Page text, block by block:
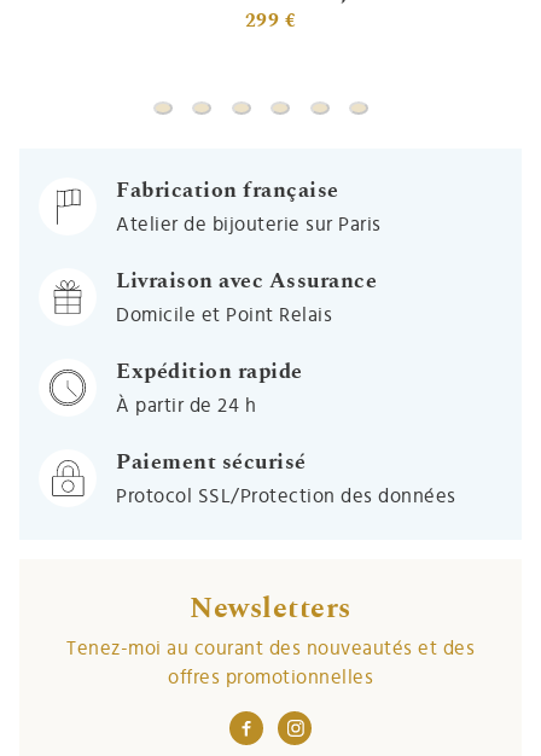
299 €
Fabrication française
Atelier de bijouterie sur Paris
Livraison avec Assurance
Domicile et Point Relais
Expédition rapide
À partir de 24 h
Paiement sécurisé
Protocol SSL/Protection des données
Newsletters
Tenez-moi au courant des nouveautés et des
offres promotionnelles